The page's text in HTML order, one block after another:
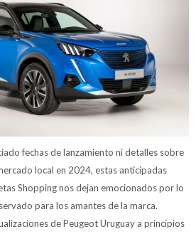
fechas de lanzamiento ni detalles sobre
local en 2024, estas anticipadas
Shopping nos dejan emocionados por lo
para los amantes de la marca.
de Peugeot Uruguay a principios